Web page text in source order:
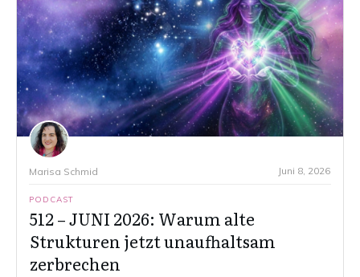
Marisa Schmid Juni 8, 2026
PODCAST
512 – JUNI 2026: Warum alte
Strukturen jetzt unaufhaltsam
zerbrechen